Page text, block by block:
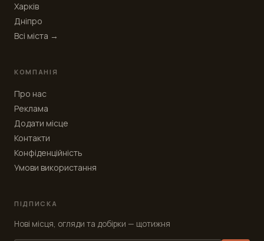
Харків
Дніпро
Всі міста →
КОМПАНІЯ
Про нас
Реклама
Додати місце
Контакти
Конфіденційність
Умови використання
ПІДПИСКА
Нові місця, огляди та добірки — щотижня